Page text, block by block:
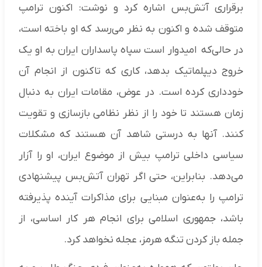
برقراری آتش‌بس اشاره کرد و نوشت: اکنون ترامپ
متوقف شده و اکنون به نظر می‌رسد که او باخته است،
در حالی‌که امیدوار است سپاه پاسداران ایران به او یک
خروج دیپلماتیک بدهد، کاری که تاکنون از انجام آن
خودداری کرده است. در عوض، مقامات ایران به دنبال
زمان هستند تا خود را از نظر نظامی بازسازی و تقویت
کنند. آنها به درستی شاهد آن هستند که مشکلات
سیاسی داخلی ترامپ بیش از موضوع ایران، او را آزار
می‌دهد. بنابراین، حتی اگر تهران آتش‌بس پیشنهادی
ترامپ را به‌عنوان مبنایی برای مذاکرات آینده پذیرفته
باشد، جمهوری اسلامی برای انجام هر کار اساسی، از
جمله باز کردن تنگه هرمز، عجله نخواهد کرد.